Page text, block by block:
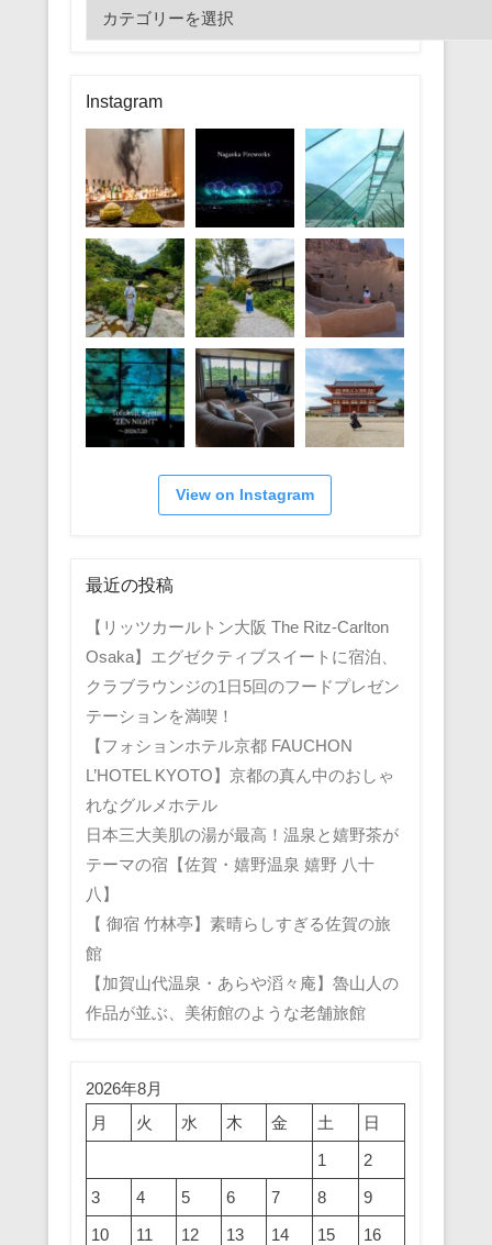
テ
リ
ー
Instagram
View on Instagram
最近の投稿
【リッツカールトン大阪 The Ritz-Carlton
Osaka】エグゼクティブスイートに宿泊、
クラブラウンジの1日5回のフードプレゼン
テーションを満喫！
【フォションホテル京都 FAUCHON
L’HOTEL KYOTO】京都の真ん中のおしゃ
れなグルメホテル
日本三大美肌の湯が最高！温泉と嬉野茶が
テーマの宿【佐賀・嬉野温泉 嬉野 八十
八】
【 御宿 竹林亭】素晴らしすぎる佐賀の旅
館
【加賀山代温泉・あらや滔々庵】魯山人の
作品が並ぶ、美術館のような老舗旅館
2026年8月
月
火 水 木 金 土
日
1
2
3
4 5 6 7 8
9
10
11 12 13 14 15
16